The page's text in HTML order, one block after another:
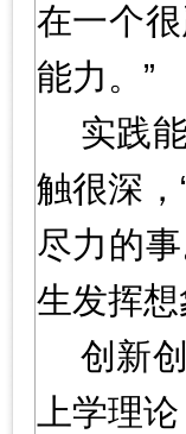
在一个
能力。”
实践
触很深
尽力的
生发挥
创新
上学理